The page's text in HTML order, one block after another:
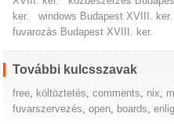
ker.
windows Budapest XVIII. ker.
fuvarozás Budapest XVIII. ker.
További kulcsszavak
free költöztetés ,comments nix
fuvarszervezés ,open boards ,